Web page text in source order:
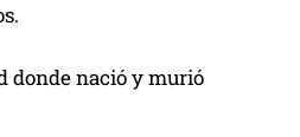
donde nació y murió